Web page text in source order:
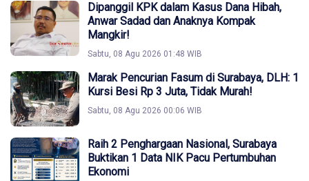
Dipanggil KPK dalam Kasus Dana Hibah,
Anwar Sadad dan Anaknya Kompak
Mangkir!
Sabtu, 08 Agu 2026 01:48 WIB
Marak Pencurian Fasum di Surabaya, DLH: 1
Kursi Besi Rp 3 Juta, Tidak Murah!
Sabtu, 08 Agu 2026 00:06 WIB
Raih 2 Penghargaan Nasional, Surabaya
Buktikan 1 Data NIK Pacu Pertumbuhan
Ekonomi